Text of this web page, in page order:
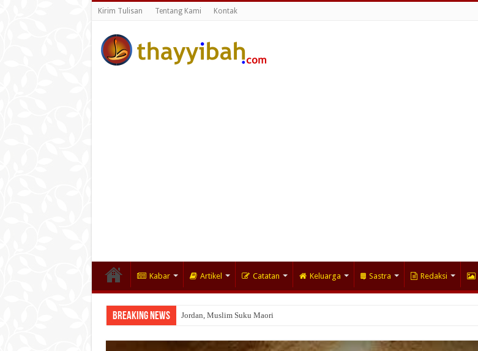
Kirim Tulisan Tentang Kami Kontak
Kabar Artikel Catatan Keluarga Sastra Redaksi
Breaking News Jordan, Muslim Suku Maori